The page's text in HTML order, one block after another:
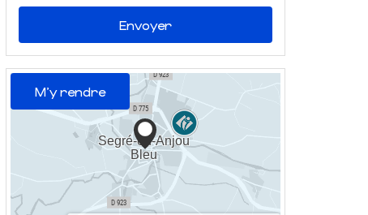
Envoyer
M'y rendre